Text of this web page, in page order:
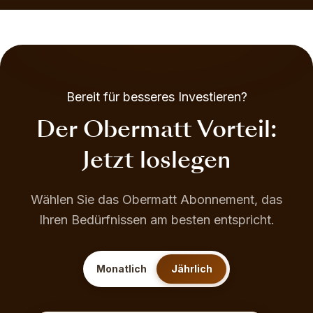
Bereit für besseres Investieren?
Der Obermatt Vorteil:
Jetzt loslegen
Wählen Sie das Obermatt Abonnement, das
Ihren Bedürfnissen am besten entspricht.
Monatlich Jährlich